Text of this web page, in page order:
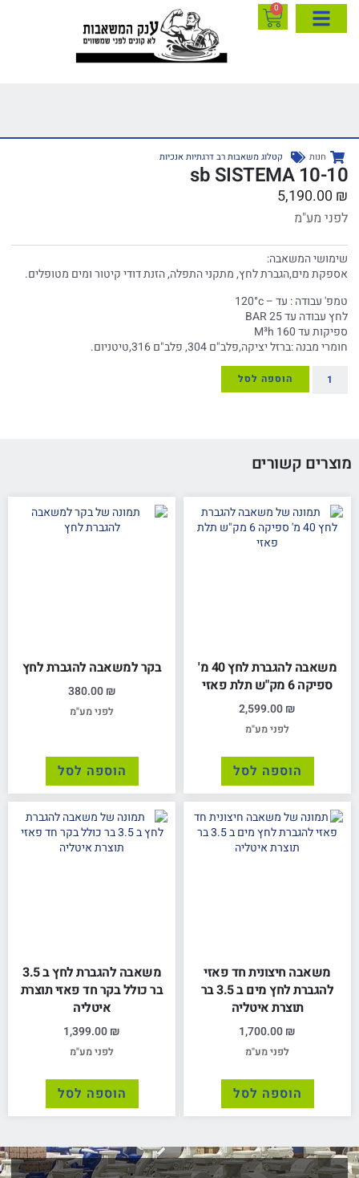
0
חנות קטלוג משאבות רב דרגתיות אנכיות
10-10 sb SISTEMA
5,190.00 ₪
לפני מע"מ
שימושי המשאבה:
אספקת מים,הגברת לחץ, מתקני התפלה, הזנת דודי קיטור ומים מטופלים.
טמפ' עבודה : עד – 120°c
לחץ עבודה עד 25 BAR
ספיקות עד 160 M³h
חומרי מבנה :ברזל יציקה,פלב"ם 304, פלב"ם 316,טיטניום.
הוספה לסל
מוצרים קשורים
משאבה להגברת לחץ 40 מ'
ספיקה 6 מק"ש תלת פאזי
2,599.00₪
לפני מע"מ
הוספה לסל
בקר למשאבה להגברת לחץ
380.00₪
לפני מע"מ
הוספה לסל
משאבה חיצונית חד פאזי
להגברת לחץ מים ב 3.5 בר
תוצרת איטליה
1,700.00₪
לפני מע"מ
הוספה לסל
משאבה להגברת לחץ ב 3.5
בר כולל בקר חד פאזי תוצרת
איטליה
1,399.00₪
לפני מע"מ
הוספה לסל